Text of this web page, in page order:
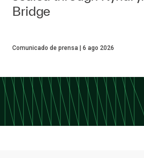
Bridge
Comunicado de prensa 6 ago 2026